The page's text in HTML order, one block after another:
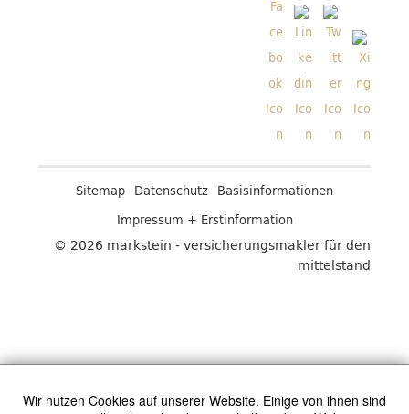
Sitemap Datenschutz Basisinformationen
Impressum + Erstinformation
© 2026 markstein - versicherungsmakler für den
mittelstand
Wir nutzen Cookies auf unserer Website. Einige von ihnen sind